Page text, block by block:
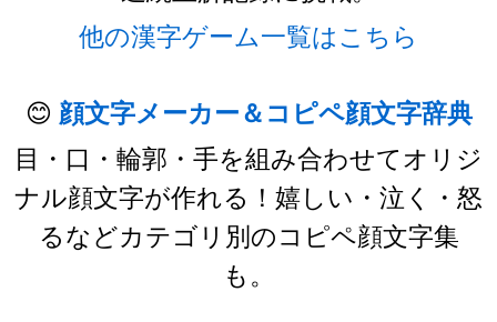
他の漢字ゲーム一覧はこちら
😊 顔文字メーカー＆コピペ顔文字辞典
目・口・輪郭・手を組み合わせてオリジ
ナル顔文字が作れる！嬉しい・泣く・怒
るなどカテゴリ別のコピペ顔文字集
も。